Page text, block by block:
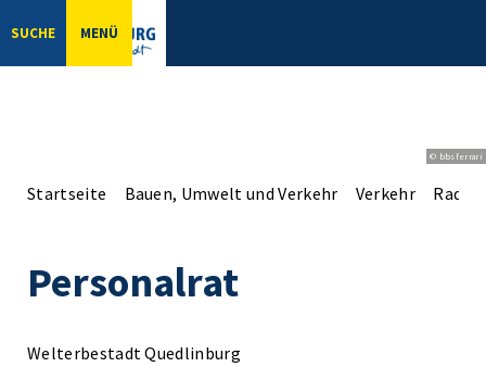
SUCHE MENÜ
© bbsferrari
Startseite Bauen, Umwelt und Verkehr Verkehr
Personalrat
Welterbestadt Quedlinburg